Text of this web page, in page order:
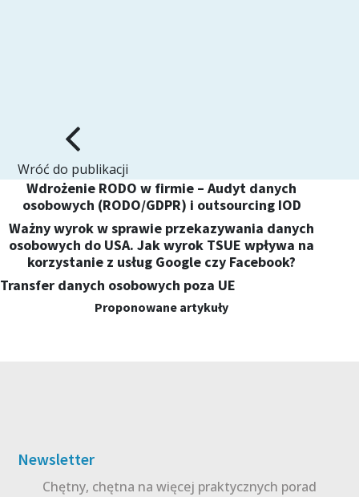
Wróć do publikacji
Proponowane artykuły
Wdrożenie RODO w firmie – Audyt danych
osobowych (RODO/GDPR) i outsourcing IOD
Ważny wyrok w sprawie przekazywania danych
osobowych do USA. Jak wyrok TSUE wpływa na
korzystanie z usług Google czy Facebook?
Transfer danych osobowych poza UE
Newsletter
Chętny, chętna na więcej praktycznych porad